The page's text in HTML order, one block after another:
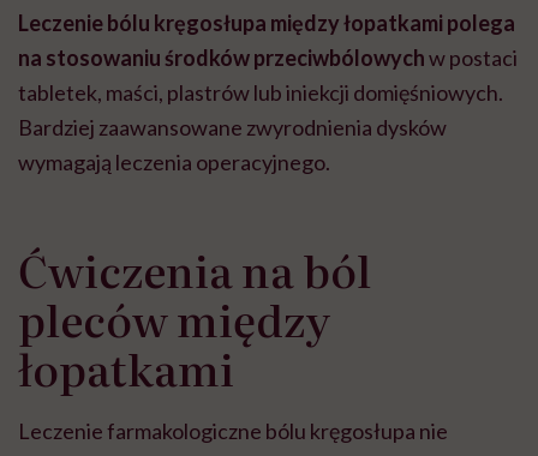
Leczenie bólu kręgosłupa między łopatkami polega
na stosowaniu środków przeciwbólowychw postaci
tabletek, maści, plastrów lub iniekcji domięśniowych.
Bardziej zaawansowane zwyrodnienia dysków
wymagają leczenia operacyjnego.
Ćwiczenia na ból
pleców między
łopatkami
Leczenie farmakologiczne bólu kręgosłupa nie